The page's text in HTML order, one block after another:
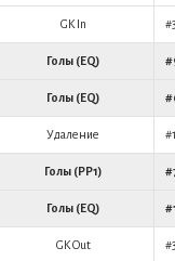
GK In
Голы (EQ)
Голы (EQ)
Удаление
Голы (PP1)
Голы (EQ)
GK Out